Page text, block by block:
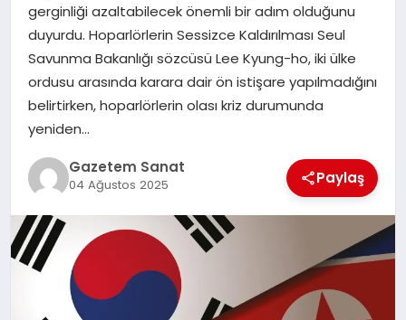
DÜNYA
EĞITIM
gerginliği azaltabilecek önemli bir adım olduğunu
duyurdu. Hoparlörlerin Sessizce Kaldırılması Seul
Savunma Bakanlığı sözcüsü Lee Kyung-ho, iki ülke
ordusu arasında karara dair ön istişare yapılmadığını
belirtirken, hoparlörlerin olası kriz durumunda
yeniden…
Gazetem Sanat
04 Ağustos 2025 Paylaş